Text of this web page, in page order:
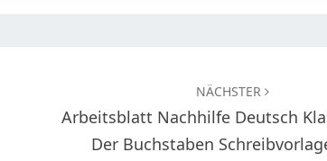
NÄCHSTER
Arbeitsblatt Nachhilfe Deutsch
Der Buchstaben